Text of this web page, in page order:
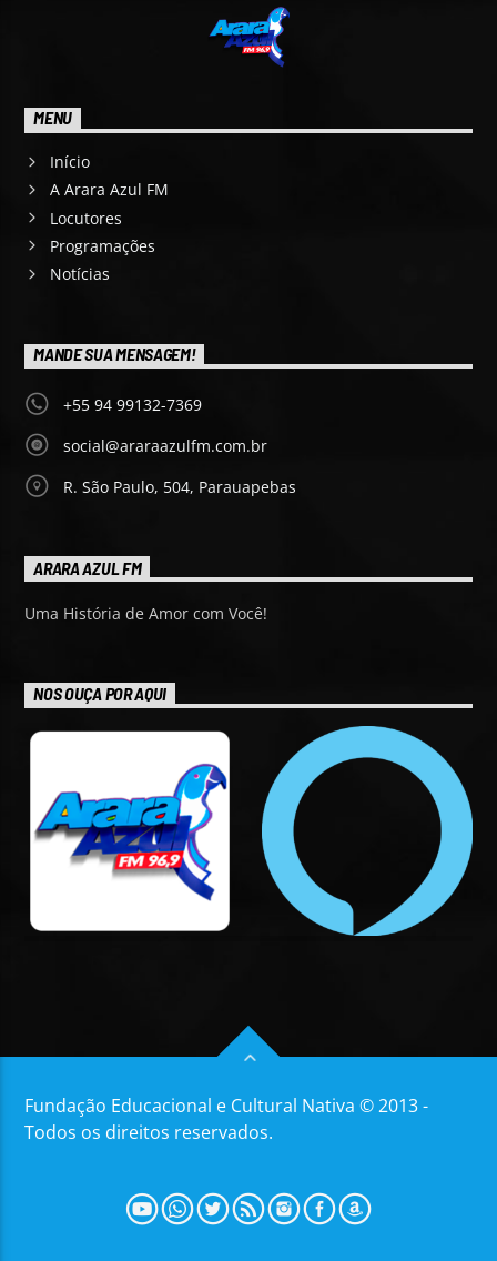
MENU
Início
A Arara Azul FM
Locutores
Programações
Notícias
MANDE SUA MENSAGEM!
+55 94 99132-7369
social@araraazulfm.com.br
R. São Paulo, 504, Parauapebas
ARARA AZUL FM
Uma História de Amor com Você!
NOS OUÇA POR AQUI
Fundação Educacional e Cultural Nativa © 2013 -
Todos os direitos reservados.